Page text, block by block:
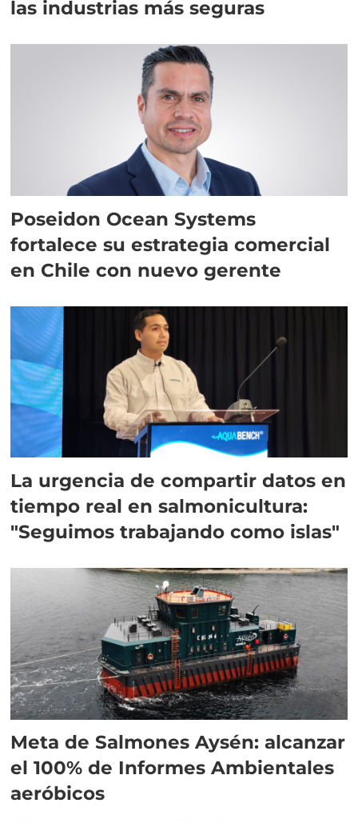
las industrias más seguras
Poseidon Ocean Systems
fortalece su estrategia comercial
en Chile con nuevo gerente
La urgencia de compartir datos en
tiempo real en salmonicultura:
"Seguimos trabajando como islas"
Meta de Salmones Aysén: alcanzar
el 100% de Informes Ambientales
aeróbicos